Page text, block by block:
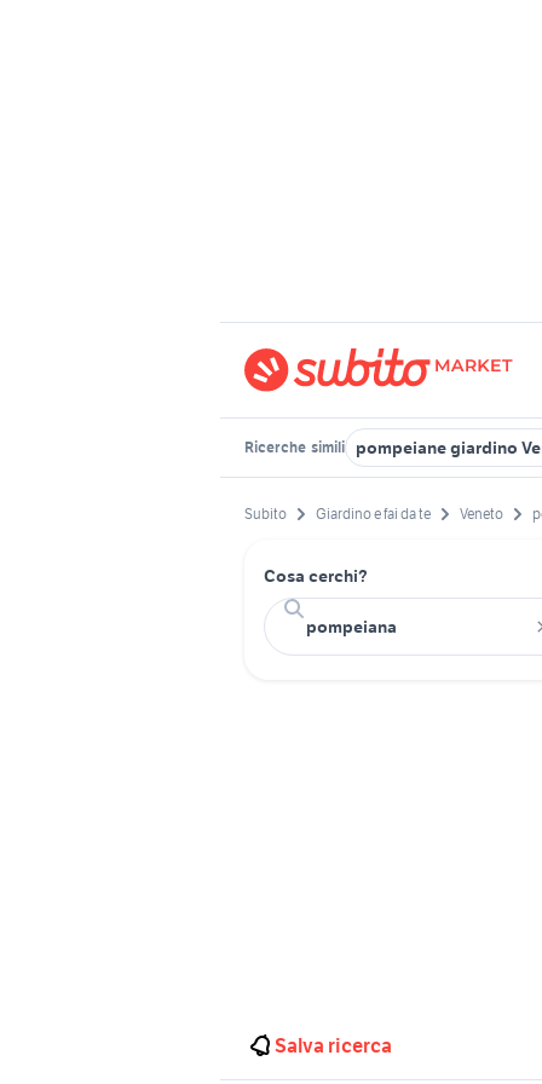
Ricerche simili pompeiane giardino
Subito Giardino e fai da te Veneto
Cosa cerchi?
Salva ricerca